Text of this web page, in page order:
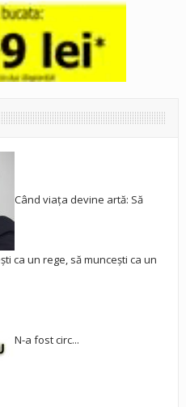
Când viața devine artă: Să
ca un rege, să muncești ca un
N-a fost circ...